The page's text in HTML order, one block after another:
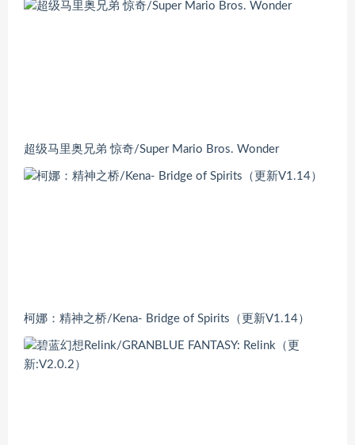
超级马里奥兄弟 惊奇/Super Mario Bros. Wonder
柯娜：精神之桥/Kena- Bridge of Spirits（更新V1.14）